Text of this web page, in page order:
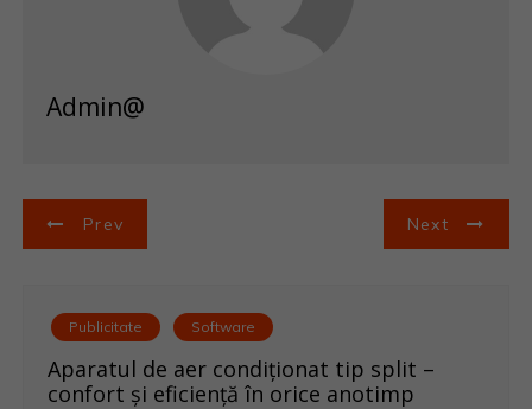
Admin@
N
Prev Next
Publicitate Software
Aparatul de aer condiționat tip split –
confort și eficiență în orice anotimp